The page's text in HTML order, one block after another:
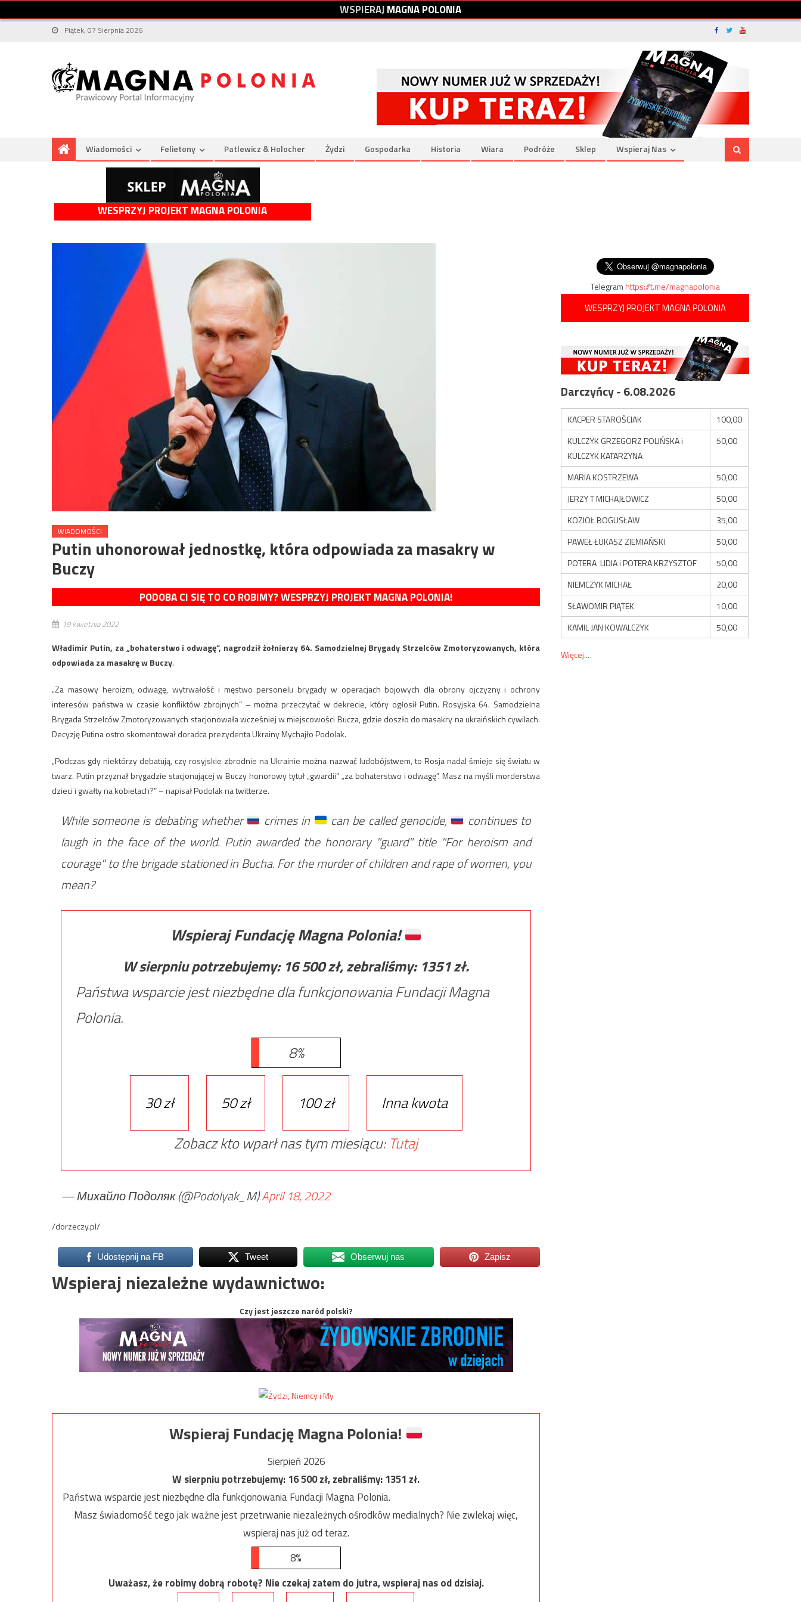
WSPIERAJMAGNAPOLONIA
Piątek, 07 Sierpnia 2026
Wiadomości Felietony Patlewicz & Holocher Żydzi Gospodarka Historia Wiara Podróże Sklep Wspieraj Nas
WESPRZYJ PROJEKT MAGNA POLONIA
WIADOMOŚCI
Putin uhonorował jednostkę, która odpowiada za masakry w
Buczy
PODOBA CI SIĘ TO CO ROBIMY? WESPRZYJ PROJEKT MAGNA POLONIA!
19 kwietnia 2022
Władimir Putin, za „bohaterstwo i odwagę”, nagrodził żołnierzy 64. Samodzielnej Brygady Strzelców Zmotoryzowanych, która
odpowiada za masakrę w Buczy.
„Za masowy heroizm, odwagę, wytrwałość i męstwo personelu brygady w operacjach bojowych dla obrony ojczyzny i ochrony
interesów państwa w czasie konfliktów zbrojnych” – można przeczytać w dekrecie, który ogłosił Putin. Rosyjska 64. Samodzielna
Brygada Strzelców Zmotoryzowanych stacjonowała wcześniej w miejscowości Bucza, gdzie doszło do masakry na ukraińskich cywilach.
Decyzję Putina ostro skomentował doradca prezydenta Ukrainy Mychajło Podolak.
„Podczas gdy niektórzy debatują, czy rosyjskie zbrodnie na Ukrainie można nazwać ludobójstwem, to Rosja nadal śmieje się światu w
twarz. Putin przyznał brygadzie stacjonującej w Buczy honorowy tytuł „gwardii” „za bohaterstwo i odwagę”. Masz na myśli morderstwa
dzieci i gwałty na kobietach?” – napisał Podolak na twitterze.
While someone is debating whether crimes in can be called genocide,
continues to
laugh in the face of the world. Putin awarded the honorary "guard" title "For heroism and
courage" to the brigade stationed in Bucha. For the murder of children and rape of women, you
mean?
Wspieraj Fundację Magna Polonia!
W sierpniu potrzebujemy: 16 500zł, zebraliśmy: 1351zł.
Państwa wsparcie jest niezbędne dla funkcjonowania Fundacji Magna
Polonia.
8%
30 zł 50 zł 100 zł
Inna kwota
Zobacz kto wparł nas tym miesiącu: Tutaj
— Михайло Подоляк (@Podolyak_M)April 18, 2022
/dorzeczy.pl/
Udostępnij na FB Tweet Obserwuj nas Zapisz
Wspieraj niezależne wydawnictwo:
Czy jest jeszcze naród polski?
Wspieraj Fundację Magna Polonia!
Sierpień 2026
W sierpniu potrzebujemy:16 500zł, zebraliśmy:1351 zł.
Państwa wsparcie jest niezbędne dla funkcjonowania Fundacji Magna Polonia.
Masz świadomość tego jak ważne jest przetrwanie niezależnych ośrodków medialnych? Nie zwlekaj więc,
wspieraj nas już od teraz.
8%
Uważasz, że robimy dobrą robotę? Nie czekaj zatem do jutra, wspieraj nas od dzisiaj.
Telegramhttps://t.me/magnapolonia
WESPRZYJ PROJEKT MAGNA POLONIA
Darczyńcy - 6.08.2026
KACPER STAROŚCIAK
100,00
KULCZYK GRZEGORZ POLIŃSKA i
KULCZYK KATARZYNA
50,00
MARIA KOSTRZEWA
50,00
JERZY T MICHAJŁOWICZ
50,00
KOZIOŁ BOGUSŁAW
35,00
PAWEŁ ŁUKASZ ZIEMIAŃSKI
50,00
POTERA LIDIA i POTERA KRZYSZTOF
50,00
NIEMCZYK MICHAŁ
20,00
SŁAWOMIR PIĄTEK
10,00
KAMIL JAN KOWALCZYK
50,00
Więcej...